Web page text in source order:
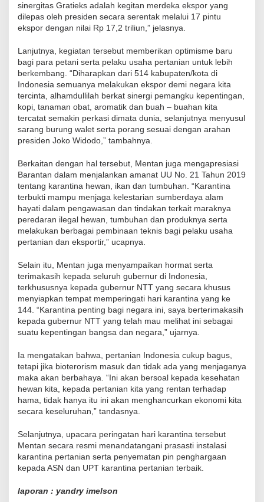
sinergitas Gratieks adalah kegitan merdeka ekspor yang
dilepas oleh presiden secara serentak melalui 17 pintu
ekspor dengan nilai Rp 17,2 triliun,” jelasnya.
Lanjutnya, kegiatan tersebut memberikan optimisme baru
bagi para petani serta pelaku usaha pertanian untuk lebih
berkembang. “Diharapkan dari 514 kabupaten/kota di
Indonesia semuanya melakukan ekspor demi negara kita
tercinta, alhamdullilah berkat sinergi pemangku kepentingan,
kopi, tanaman obat, aromatik dan buah – buahan kita
tercatat semakin perkasi dimata dunia, selanjutnya menyusul
sarang burung walet serta porang sesuai dengan arahan
presiden Joko Widodo,” tambahnya.
Berkaitan dengan hal tersebut, Mentan juga mengapresiasi
Barantan dalam menjalankan amanat UU No. 21 Tahun 2019
tentang karantina hewan, ikan dan tumbuhan. “Karantina
terbukti mampu menjaga kelestarian sumberdaya alam
hayati dalam pengawasan dan tindakan terkait maraknya
peredaran ilegal hewan, tumbuhan dan produknya serta
melakukan berbagai pembinaan teknis bagi pelaku usaha
pertanian dan eksportir,” ucapnya.
Selain itu, Mentan juga menyampaikan hormat serta
terimakasih kepada seluruh gubernur di Indonesia,
terkhususnya kepada gubernur NTT yang secara khusus
menyiapkan tempat memperingati hari karantina yang ke
144. “Karantina penting bagi negara ini, saya berterimakasih
kepada gubernur NTT yang telah mau melihat ini sebagai
suatu kepentingan bangsa dan negara,” ujarnya.
Ia mengatakan bahwa, pertanian Indonesia cukup bagus,
tetapi jika bioterorism masuk dan tidak ada yang menjaganya
maka akan berbahaya. “Ini akan bersoal kepada kesehatan
hewan kita, kepada pertanian kita yang rentan terhadap
hama, tidak hanya itu ini akan menghancurkan ekonomi kita
secara keseluruhan,” tandasnya.
Selanjutnya, upacara peringatan hari karantina tersebut
Mentan secara resmi menandatangani prasasti instalasi
karantina pertanian serta penyematan pin penghargaan
kepada ASN dan UPT karantina pertanian terbaik.
laporan : yandry imelson